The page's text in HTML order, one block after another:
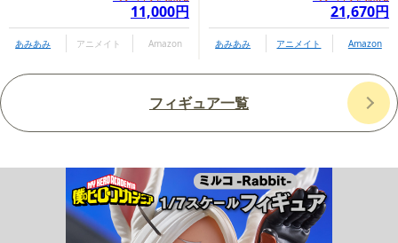
11,000円
あみあみ アニメイト Amazon
21,670円
あみあみ アニメイト Amazon
フィギュア一覧